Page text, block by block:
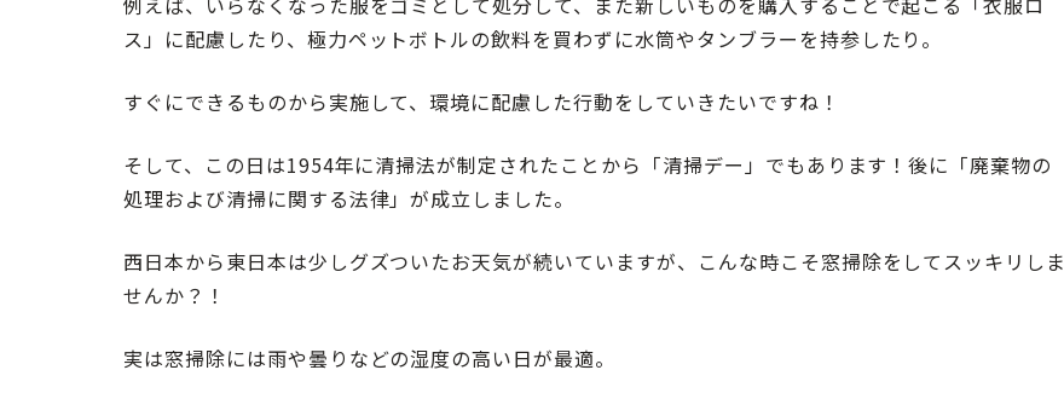
ス」に配慮したり、極力ペットボトルの飲料を買わずに水筒やタンブラーを持参したり。
すぐにできるものから実施して、環境に配慮した行動をしていきたいですね！
そして、この日は1954年に清掃法が制定されたことから「清掃デー」でもあります！後に「廃棄物の
処理および清掃に関する法律」が成立しました。
西日本から東日本は少しグズついたお天気が続いていますが、こんな時こそ窓掃除をしてスッキリしま
せんか？！
実は窓掃除には雨や曇りなどの湿度の高い日が最適。